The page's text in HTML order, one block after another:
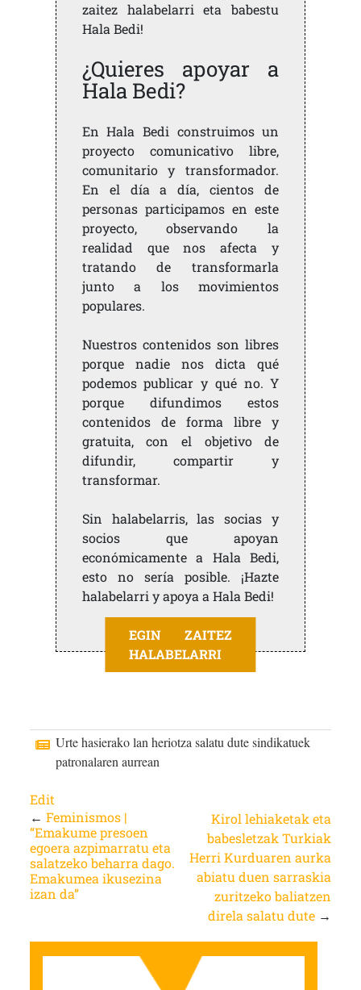
zaitez halabelarri eta babestu
Hala Bedi!
¿Quieres apoyar a
Hala Bedi?
En Hala Bedi construimos un
proyecto comunicativo libre,
comunitario y transformador.
En el día a día, cientos de
personas participamos en este
proyecto, observando la
realidad que nos afecta y
tratando de transformarla
junto a los movimientos
populares.
Nuestros contenidos son libres
porque nadie nos dicta qué
podemos publicar y qué no. Y
porque difundimos estos
contenidos de forma libre y
gratuita, con el objetivo de
difundir, compartir y
transformar.
Sin halabelarris, las socias y
socios que apoyan
económicamente a Hala Bedi,
esto no sería posible. ¡Hazte
halabelarri y apoya a Hala Bedi!
EGIN ZAITEZ
HALABELARRI
Urte hasierako lan heriotza salatu dute sindikatuek
patronalaren aurrean
Edit
← Feminismos |
“Emakume presoen
egoera azpimarratu eta
salatzeko beharra dago.
Emakumea ikusezina
izan da”
Kirol lehiaketak eta
babesletzak Turkiak
Herri Kurduaren aurka
abiatu duen sarraskia
zuritzeko baliatzen
direla salatu dute →